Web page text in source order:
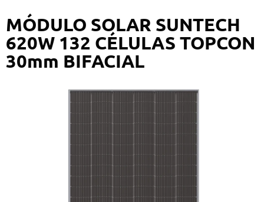
MÓDULO SOLAR SUNTECH
620W 132 CÉLULAS TOPCON
30mm BIFACIAL